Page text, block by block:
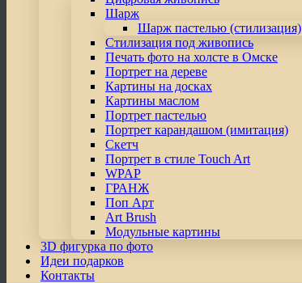
Шарж
Шарж пастелью (стилизация)
Стилизация под живопись
Печать фото на холсте в Омске
Портрет на дереве
Картины на досках
Картины маслом
Портрет пастелью
Портрет карандашом (имитация)
Скетч
Портрет в стиле Touch Art
WPAP
ГРАНЖ
Поп Арт
Art Brush
Модульные картины
3D фигурка по фото
Идеи подарков
Контакты